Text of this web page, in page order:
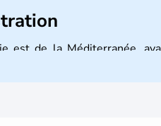
est de la Méditerranée,